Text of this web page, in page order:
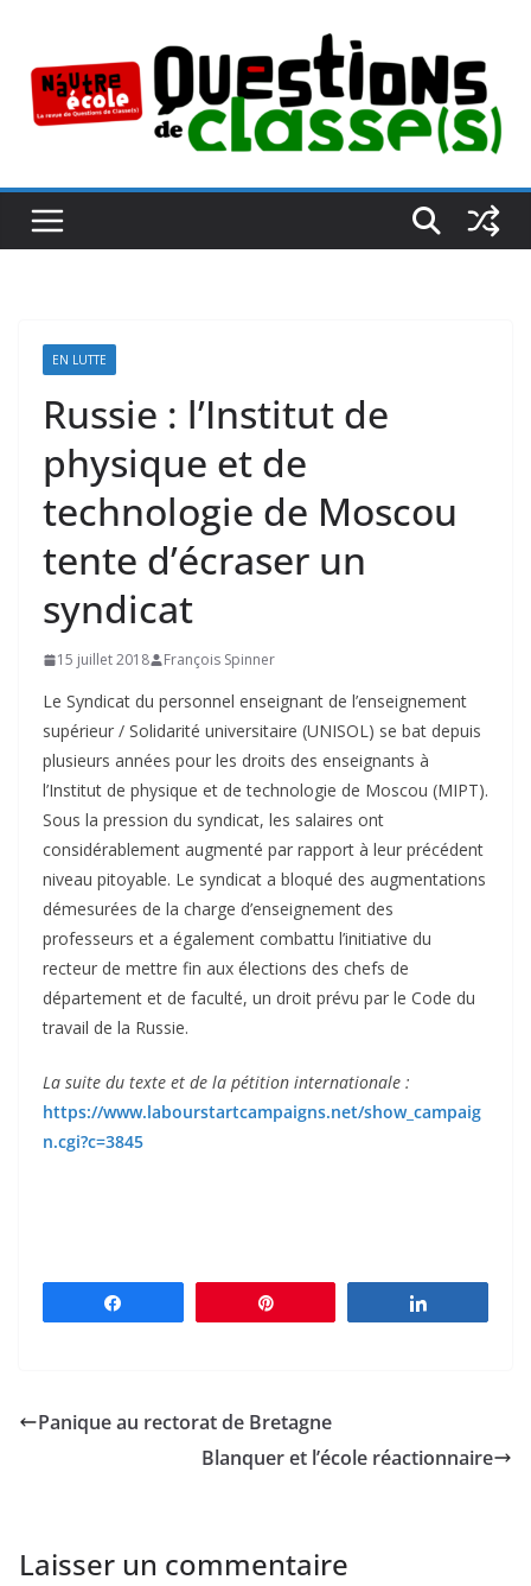
contenu
EN LUTTE
Russie : l’Institut de
physique et de
technologie de Moscou
tente d’écraser un
syndicat
15 juillet 2018 François Spinner
Le Syndicat du personnel enseignant de l’enseignement
supérieur / Solidarité universitaire (UNISOL) se bat depuis
plusieurs années pour les droits des enseignants à
l’Institut de physique et de technologie de Moscou (MIPT).
Sous la pression du syndicat, les salaires ont
considérablement augmenté par rapport à leur précédent
niveau pitoyable. Le syndicat a bloqué des augmentations
démesurées de la charge d’enseignement des
professeurs et a également combattu l’initiative du
recteur de mettre fin aux élections des chefs de
département et de faculté, un droit prévu par le Code du
travail de la Russie.
La suite du texte et de la pétition internationale :
https://www.labourstartcampaigns.net/show_campaig
n.cgi?c=3845
Panique au rectorat de Bretagne
Blanquer et l’école réactionnaire
Laisser un commentaire